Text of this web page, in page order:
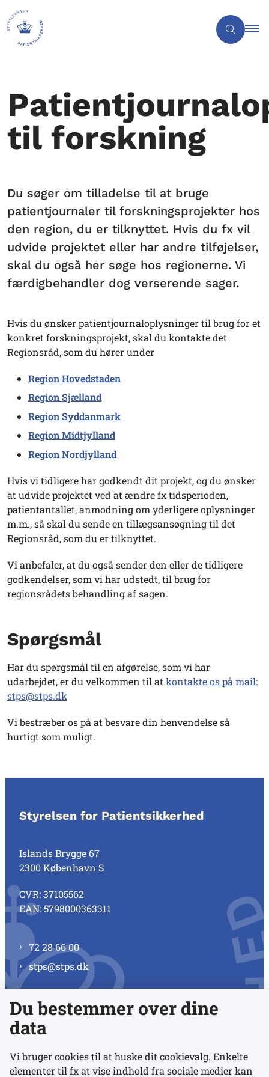
til forskning
Du søger om tilladelse til at bruge
patientjournaler til forskningsprojekter hos
den region, du er tilknyttet. Hvis du fx vil
udvide projektet eller har andre tilføjelser,
skal du også her søge hos regionerne. Vi
færdigbehandler dog verserende sager.
Hvis du ønsker patientjournaloplysninger til brug for et
konkret forskningsprojekt, skal du kontakte det
Regionsråd, som du hører under
Region Hovedstaden
Region Sjælland
Region Syddanmark
Region Midtjylland
Region Nordjylland
Hvis vi tidligere har godkendt dit projekt, og du ønsker
at udvide projektet ved at ændre fx tidsperioden,
patientantallet, anmodning om yderligere oplysninger
m.m., så skal du sende en tillægsansøgning til det
Regionsråd, som du er tilknyttet.
Vi anbefaler, at du også sender den eller de tidligere
godkendelser, som vi har udstedt, til brug for
regionsrådets behandling af sagen.
Spørgsmål
Har du spørgsmål til en afgørelse, som vi har
udarbejdet, er du velkommen til at kontakte os på mail:
stps@stps.dk
Vi bestræber os på at besvare din henvendelse så
hurtigt som muligt.
Styrelsen for Patientsikkerhed
Islands Brygge 67
2300 København S
CVR: 37105562
EAN: 5798000363311
72 28 66 00
stps@stps.dk
Se alle kontaktnumre
Du bestemmer over dine
data
Vi bruger cookies til at huske dit cookievalg. Enkelte
elementer til fx at vise indhold fra sociale medier kan